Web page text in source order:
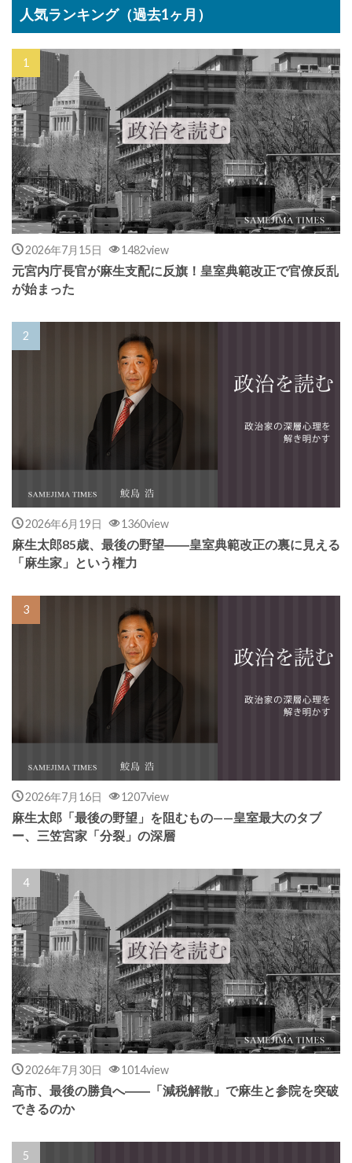
人気ランキング（過去1ヶ月）
2026年7月15日 1482view
元宮内庁長官が麻生支配に反旗！皇室典範改正で官僚反乱
が始まった
2026年6月19日 1360view
麻生太郎85歳、最後の野望――皇室典範改正の裏に見える
「麻生家」という権力
2026年7月16日 1207view
麻生太郎「最後の野望」を阻むもの——皇室最大のタブ
ー、三笠宮家「分裂」の深層
2026年7月30日 1014view
高市、最後の勝負へ――「減税解散」で麻生と参院を突破
できるのか